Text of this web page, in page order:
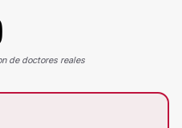
de doctores reales